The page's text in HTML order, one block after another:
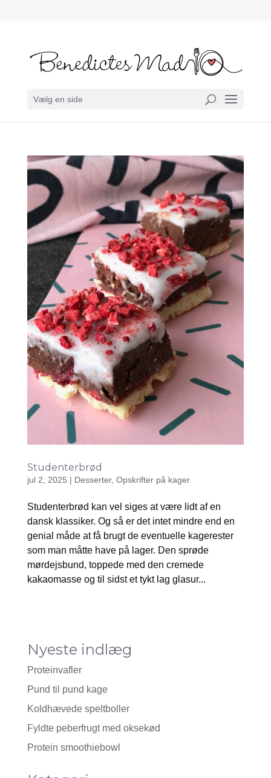
Vælg en side
Studenterbrød
jul 2, 2025 | Desserter, Opskrifter på kager
Studenterbrød kan vel siges at være lidt af en
dansk klassiker. Og så er det intet mindre end en
genial måde at få brugt de eventuelle kagerester
som man måtte have på lager. Den sprøde
mørdejsbund, toppede med den cremede
kakaomasse og til sidst et tykt lag glasur...
Nyeste indlæg
Proteinvafler
Pund til pund kage
Koldhævede speltboller
Fyldte peberfrugt med oksekød
Protein smoothiebowl